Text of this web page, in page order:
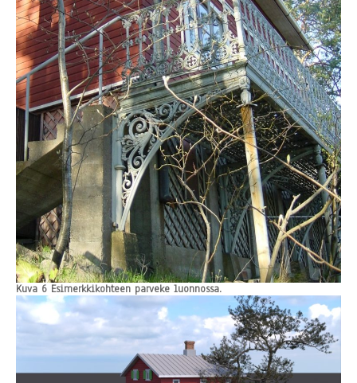
Kuva 6 Esimerkkikohteen parveke luonnossa.